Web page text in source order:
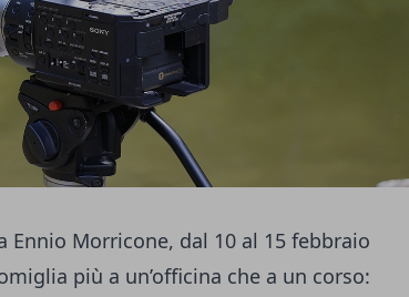
Ennio Morricone, dal 10 al 15 febbraio
più a un’officina che a un corso: